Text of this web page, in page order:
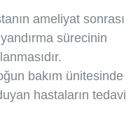
ameliyat sonrası
sürecinin
bakım ünitesinde
hastaların tedavi